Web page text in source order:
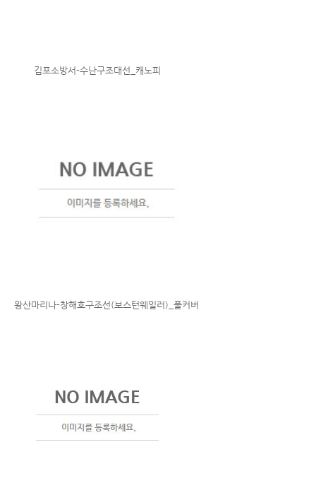
김포소방서-수난구조대선_캐노피
왕산마리나-창해호구조선(보스턴웨일러)_풀커버